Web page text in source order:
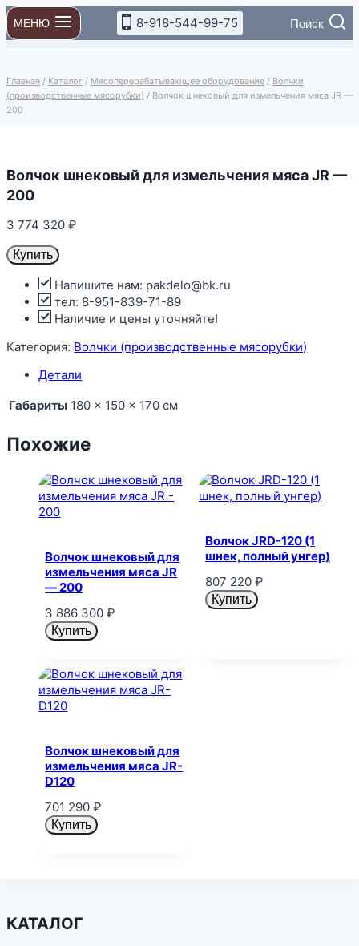
Перейти
к
содержимому
МЕНЮ 8-918-544-99-75 Поиск
Главная / Каталог / Мясоперерабатывающее оборудование / Волчки
(производственные мясорубки) / Волчок шнековый для измельчения мяса JR —
200
Волчок шнековый для измельчения мяса JR —
200
3 774 320₽
Купить
Напишите нам: pakdelo@bk.ru
тел: 8-951-839-71-89
Наличие и цены уточняйте!
Категория: Волчки (производственные мясорубки)
Детали
Габариты 180 × 150 × 170 см
Похожие
Волчок шнековый для
измельчения мяса JR
— 200
3 886 300₽
Купить
Волчок JRD-120 (1
шнек, полный унгер)
807 220 ₽
Купить
Волчок шнековый для
измельчения мяса JR-
D120
701 290₽
Купить
КАТАЛОГ